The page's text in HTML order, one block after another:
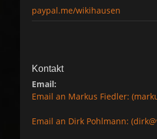
paypal.me/wikihausen
Kontakt
Email:
Email an Markus Fiedler:
Email an Dirk Pohlmann: